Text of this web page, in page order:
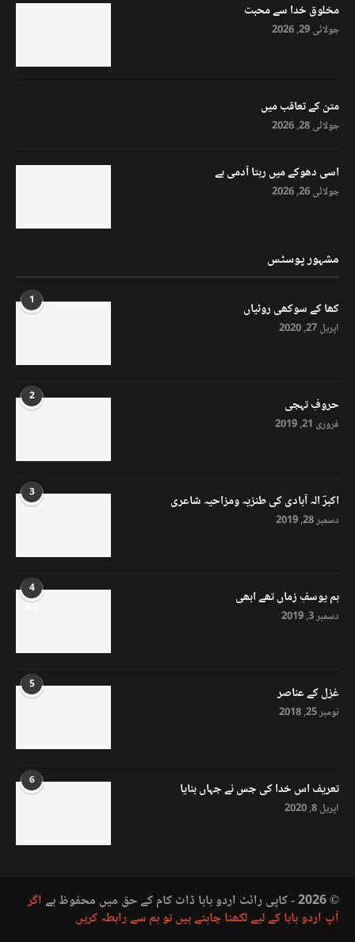
مخلوق خدا سے محبت
جولائی 29, 2026
متن کے تعاقب میں
جولائی 28, 2026
اسی دھوکے میں رہتا آدمی ہے
جولائی 26, 2026
مشہور پوسٹس
1 کھا کے سوکھی روٹیاں
اپریل 27, 2020
2 حروفِ تہجی
فروری 21, 2019
3 اکبرؔ الہ آبادی کی طنزیہ ومزاحیہ شاعری
دسمبر 28, 2019
4
8.0 ہم یوسفِ زماں تھے ابھی
دسمبر 3, 2019
5 غزل کے عناصر
نومبر 25, 2018
6 تعریف اس خدا کی جس نے جہاں بنایا
اپریل 8, 2020
© 2026 - کاپی رائٹ اردو بابا ڈاٹ کام کے حق میں محفوظ ہے
اگر
آپ اردو بابا کے لیے لکھنا چاہتے ہیں تو ہم سے رابطہ کریں